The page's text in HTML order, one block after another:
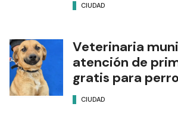
CIUDAD
Veterinaria
atención de
gratis para
CIUDAD